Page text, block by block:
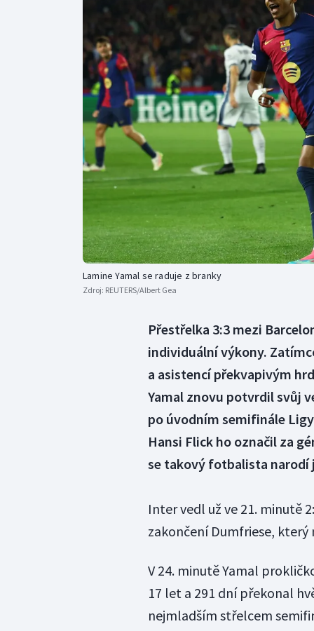
Curling
Dostihy
Florbal
Futsal
Golf
Gymnastika
Lamine Yamal se raduje z branky
Zdroj: REUTERS/Albert Gea
Přestřelka 3:3 mezi
individuální výkony.
a asistencí překvapivým
Yamal znovu potvrdil svůj
po úvodním semifinále
Hansi Flick ho označil za
se takový fotbalista narodí
Inter vedl už ve 21. minutě
zakončení Dumfriese,
V 24. minutě Yamal
17 let a 291 dní překonal
nejmladším střelcem